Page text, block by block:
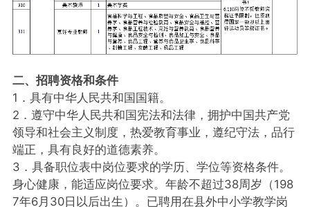
二、招聘资格和条件
1．具有中华人民共和国国籍。
2．遵守中华人民共和国宪法和法律，拥护中国共产党
领导和社会主义制度，热爱教育事业，遵纪守法，品行
端正，具有良好的道德素养。
3．具备职位表中岗位要求的学历、学位等资格条件。
身心健康，能适应岗位要求。年龄不超过38周岁（198
7年6月30日以后出生）。已聘用在县外中小学教学岗